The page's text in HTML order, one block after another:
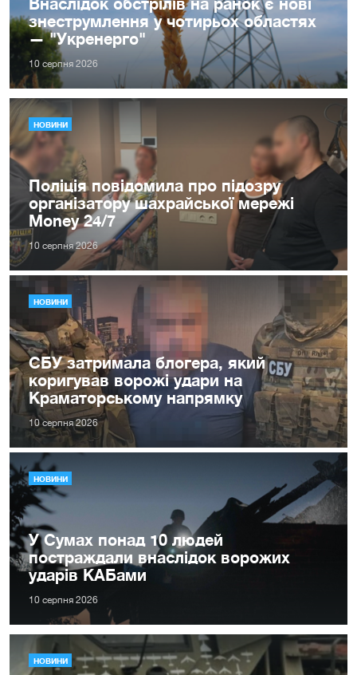
знеструмлення у чотирьох областях
— "Укренерго"
10 серпня 2026
НОВИНИ
Поліція повідомила про підозру
організатору шахрайської мережі
Money 24/7
10 серпня 2026
НОВИНИ
СБУ затримала блогера, який
коригував ворожі удари на
Краматорському напрямку
10 серпня 2026
НОВИНИ
У Сумах понад 10 людей
постраждали внаслідок ворожих
ударів КАБами
10 серпня 2026
НОВИНИ